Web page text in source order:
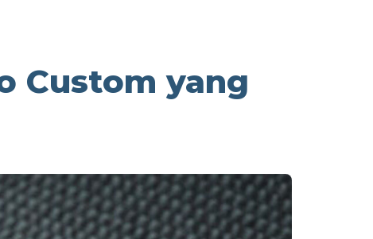
Custom yang